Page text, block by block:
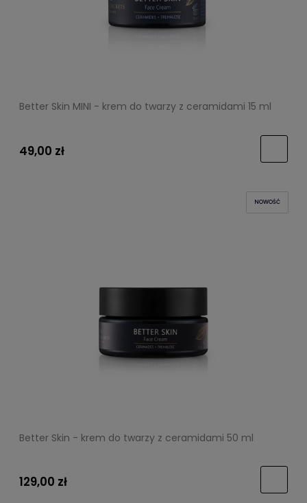
Better Skin MINI - krem do twarzy z ceramidami 15 ml
49,00 zł
Better Skin - krem do twarzy z ceramidami 50 ml
129,00 zł
NOWOŚĆ